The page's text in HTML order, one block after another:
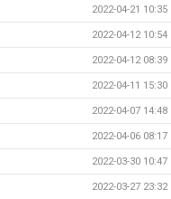
2022-04-21 10:35
2022-04-12 10:54
2022-04-12 08:39
2022-04-11 15:30
2022-04-07 14:48
2022-04-06 08:17
2022-03-30 10:47
2022-03-27 23:32